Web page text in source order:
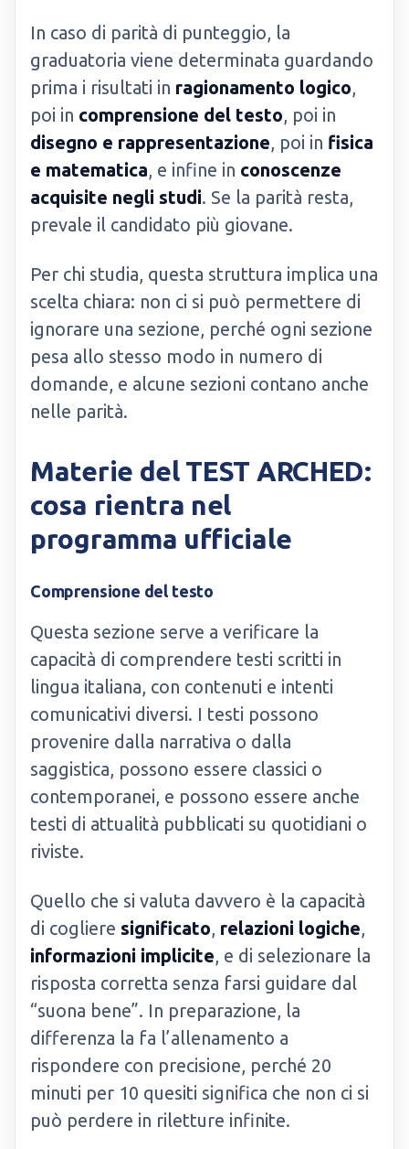
In caso di parità di punteggio, la
graduatoria viene determinata guardando
prima i risultati in ragionamento logico,
poi in comprensione del testo, poi in
disegno e rappresentazione, poi in fisica
e matematica, e infine in conoscenze
acquisite negli studi. Se la parità resta,
prevale il candidato più giovane.
Per chi studia, questa struttura implica una
scelta chiara: non ci si può permettere di
ignorare una sezione, perché ogni sezione
pesa allo stesso modo in numero di
domande, e alcune sezioni contano anche
nelle parità.
Materie del TEST ARCHED:
cosa rientra nel
programma ufficiale
Comprensione del testo
Questa sezione serve a verificare la
capacità di comprendere testi scritti in
lingua italiana, con contenuti e intenti
comunicativi diversi. I testi possono
provenire dalla narrativa o dalla
saggistica, possono essere classici o
contemporanei, e possono essere anche
testi di attualità pubblicati su quotidiani o
riviste.
Quello che si valuta davvero è la capacità
di cogliere significato, relazioni logiche,
informazioni implicite, e di selezionare la
risposta corretta senza farsi guidare dal
“suona bene”. In preparazione, la
differenza la fa l’allenamento a
rispondere con precisione, perché 20
minuti per 10 quesiti significa che non ci si
può perdere in riletture infinite.